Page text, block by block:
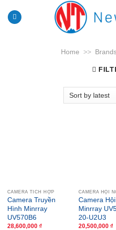
content
Home >>
CAMERA TÍCH HỢP
Camera Truyền
Hình Minrray
UV570B6
28,600,000 ₫
CAMERA HỘI
Camera
Minrray
20-U2U3
20,500,000 ₫